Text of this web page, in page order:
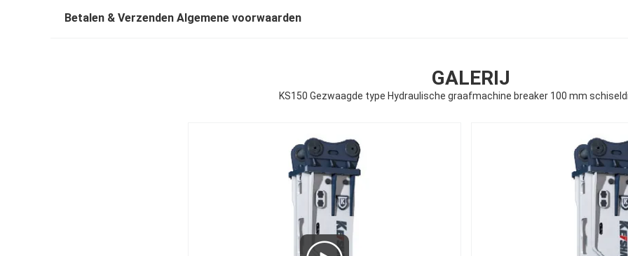
Betalen & Verzenden Algemene voorwaarden
GALERIJ
KS150 Gezwaagde type Hydraulische graafmachine breaker 100 mm